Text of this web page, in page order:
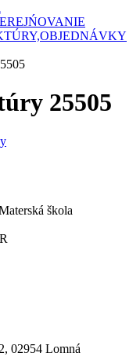
25505
škola
02954 Lomná